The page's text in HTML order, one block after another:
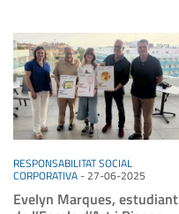
RESPONSABILITAT SOCIAL
CORPORATIVA-27-06-2025
Evelyn Marques, estudiant